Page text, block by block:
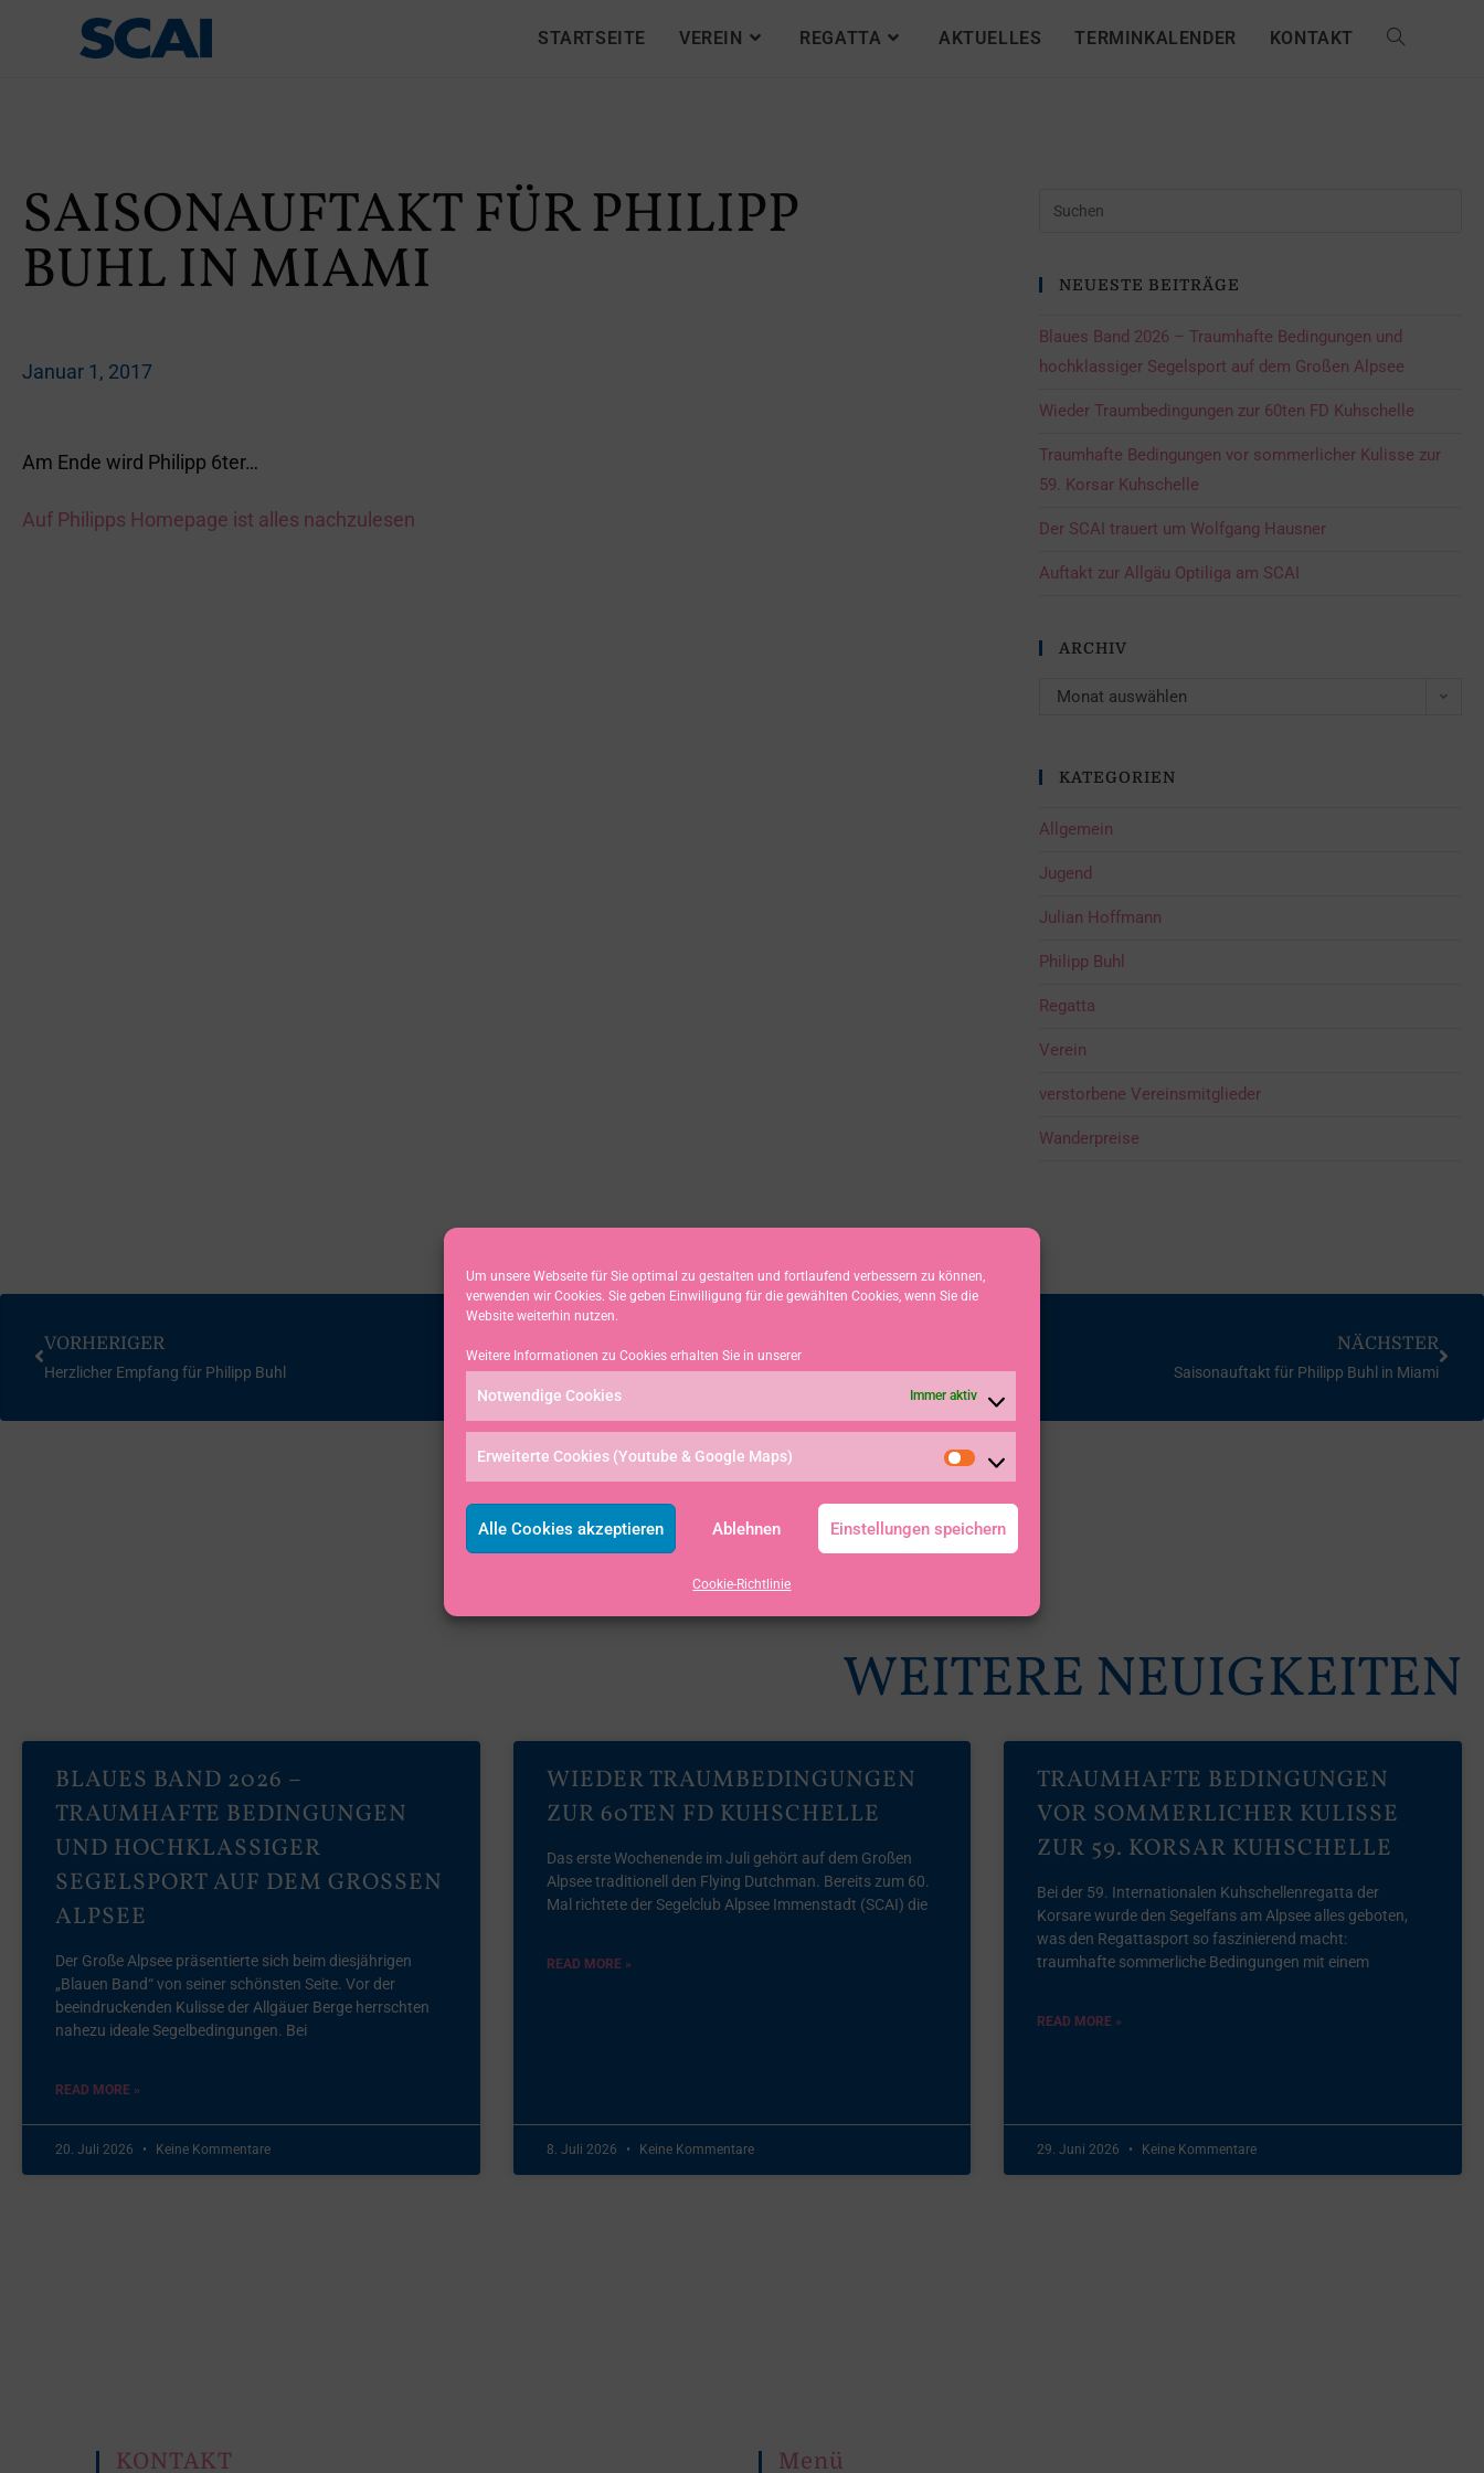
Um unsere Webseite für Sie optimal zu gestalten und fortlaufend verbessern zu können,
verwenden wir Cookies. Sie geben Einwilligung für die gewählten Cookies, wenn Sie die
Website weiterhin nutzen.
Weitere Informationen zu Cookies erhalten Sie in unserer
Notwendige Cookies Immer aktiv
Erweiterte Cookies (Youtube & Google Maps)
Alle Cookies akzeptieren Ablehnen Einstellungen speichern
Cookie-Richtlinie
STARTSEITE VEREIN REGATTA AKTUELLES TERMINKALENDER KONTAKT
SAISONAUFTAKT FÜR PHILIPP
BUHL IN MIAMI
Januar 1, 2017
Am Ende wird Philipp 6ter…
Auf Philipps Homepage ist alles nachzulesen
NEUESTE BEITRÄGE
Blaues Band 2026 – Traumhafte Bedingungen und
hochklassiger Segelsport auf dem Großen Alpsee
Wieder Traumbedingungen zur 60ten FD Kuhschelle
Traumhafte Bedingungen vor sommerlicher Kulisse zur
59. Korsar Kuhschelle
Der SCAI trauert um Wolfgang Hausner
Auftakt zur Allgäu Optiliga am SCAI
ARCHIV
Monat auswählen
KATEGORIEN
Allgemein
Jugend
Julian Hoffmann
Philipp Buhl
Regatta
Verein
verstorbene Vereinsmitglieder
Wanderpreise
VORHERIGER
Herzlicher Empfang für Philipp Buhl
NÄCHSTER
Saisonauftakt für Philipp Buhl in Miami
WEITERE NEUIGKEITEN
BLAUES BAND 2026 –
TRAUMHAFTE BEDINGUNGEN
UND HOCHKLASSIGER
SEGELSPORT AUF DEM GROSSEN A
LPSEE
Der Große Alpsee präsentierte sich beim diesjährigen
„Blauen Band“ von seiner schönsten Seite. Vor der
beeindruckenden Kulisse der Allgäuer Berge herrschten
nahezu ideale Segelbedingungen. Bei
READ MORE »
20. Juli 2026 Keine Kommentare
WIEDER TRAUMBEDINGUNGEN
ZUR 60TEN FD KUHSCHELLE
Das erste Wochenende im Juli gehört auf dem Großen
Alpsee traditionell den Flying Dutchman. Bereits zum 60.
Mal richtete der Segelclub Alpsee Immenstadt (SCAI) die
READ MORE »
8. Juli 2026 Keine Kommentare
TRAUMHAFTE BEDINGUNGEN
VOR SOMMERLICHER KULISSE
ZUR 59. KORSAR KUHSCHELLE
Bei der 59. Internationalen Kuhschellenregatta der
Korsare wurde den Segelfans am Alpsee alles geboten,
was den Regattasport so faszinierend macht:
traumhafte sommerliche Bedingungen mit einem
READ MORE »
29. Juni 2026 Keine Kommentare
KONTAKT Menü